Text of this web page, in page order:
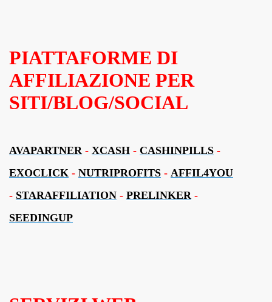
PIATTAFORME DI
AFFILIAZIONE PER
SITI/BLOG/SOCIAL
AVAPARTNER- XCASH - CASHINPILLS -
EXOCLICK - NUTRIPROFITS - AFFIL4YOU
- STARAFFILIATION - PRELINKER-
SEEDINGUP